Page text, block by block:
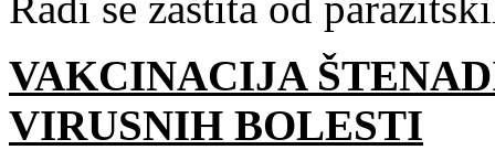
VAKCINACIJA
VIRUSNIH BOLESTI